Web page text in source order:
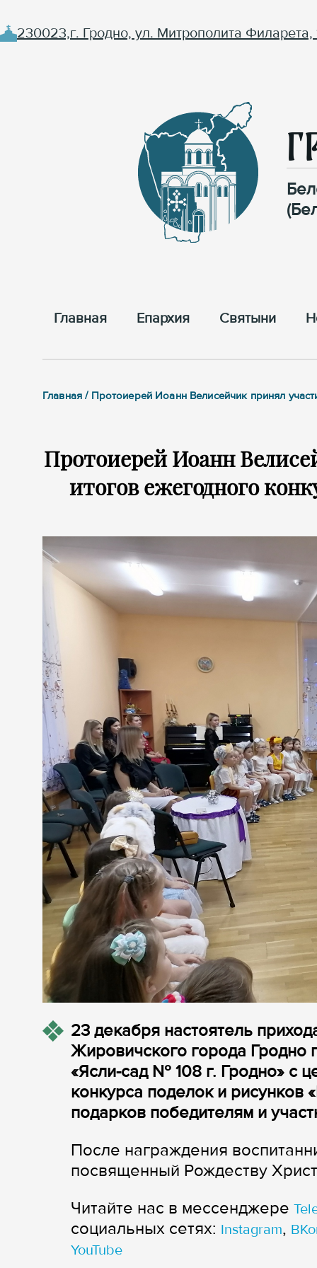
230023,г. Гродно, ул. Митрополита Филарета,
Главная Епархия Cвятыни
Главная / Протоиерей Иоанн Велисейчик принял
Протоиерей Иоанн
итогов ежегодного
23 декабря настоятель
Жировичского города Гродно
«Ясли-сад № 108 г. Гродно» с
конкурса поделок и рисунков
подарков победителям и
После награждения
посвященный Рождеству
Читайте нас в мессенджере
cоциальных сетях: Instagram,
YouTube